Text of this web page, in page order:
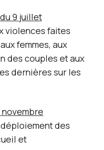
9 juillet
violences faites
femmes, aux
des couples et aux
dernières sur les
des
et